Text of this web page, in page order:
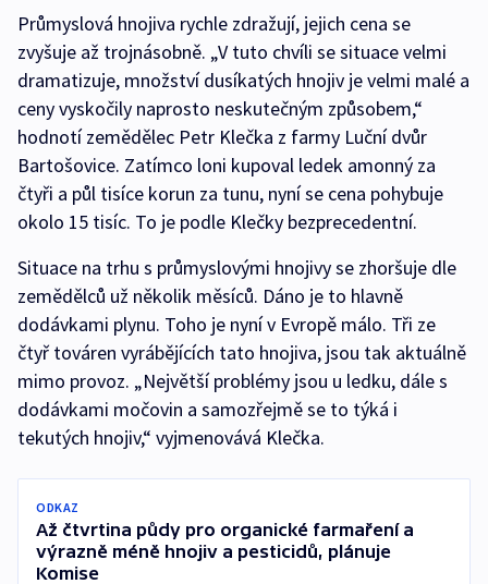
Průmyslová hnojiva rychle zdražují, jejich cena se
zvyšuje až trojnásobně. „V tuto chvíli se situace velmi
dramatizuje, množství dusíkatých hnojiv je velmi malé a
ceny vyskočily naprosto neskutečným způsobem,“
hodnotí zemědělec Petr Klečka z farmy Luční dvůr
Bartošovice. Zatímco loni kupoval ledek amonný za
čtyři a půl tisíce korun za tunu, nyní se cena pohybuje
okolo 15 tisíc. To je podle Klečky bezprecedentní.
Situace na trhu s průmyslovými hnojivy se zhoršuje dle
zemědělců už několik měsíců. Dáno je to hlavně
dodávkami plynu. Toho je nyní v Evropě málo. Tři ze
čtyř továren vyrábějících tato hnojiva, jsou tak aktuálně
mimo provoz. „Největší problémy jsou u ledku, dále s
dodávkami močovin a samozřejmě se to týká i
tekutých hnojiv,“ vyjmenovává Klečka.
ODKAZ
Až čtvrtina půdy pro organické farmaření a
výrazně méně hnojiv a pesticidů, plánuje
Komise